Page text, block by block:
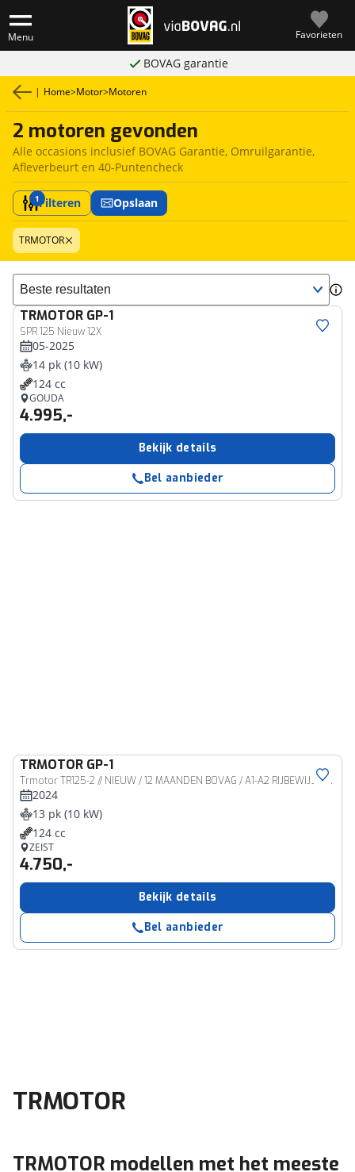
Menu Favorieten
BOVAG garantie
| Home>Motor>Motoren
2 motoren gevonden
Alle occasions inclusief BOVAG Garantie, Omruilgarantie,
Afleverbeurt en 40-Puntencheck
1Filteren Opslaan
TRMOTOR
Sorteer resultaten
TRMOTOR GP-1
SPR 125 Nieuw 12X
05-2025
14 pk (10 kW)
124 cc
GOUDA
4.995,-
Bekijk details
Bel aanbieder
TRMOTOR GP-1
Trmotor TR125-2 // NIEUW / 12 MAANDEN BOVAG / A1-A2 RIJBEWIJS VEREIST
2024
13 pk (10 kW)
124 cc
ZEIST
4.750,-
Bekijk details
Bel aanbieder
TRMOTOR
TRMOTOR modellen met het meeste